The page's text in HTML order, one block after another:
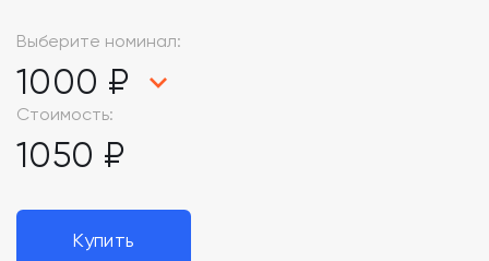
Выберите номинал:
1000 ₽
Стоимость:
1050 ₽
Купить